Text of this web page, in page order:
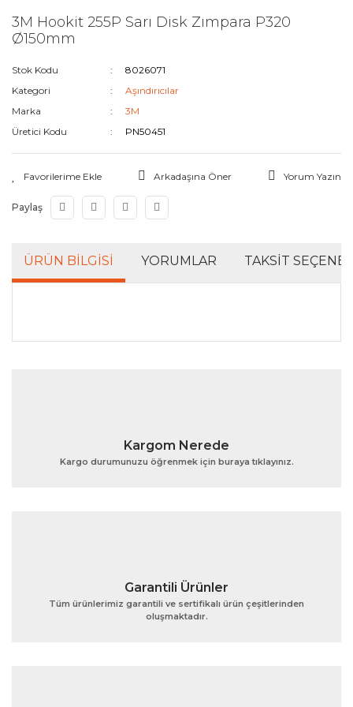
3M Hookit 255P Sarı Disk Zımpara P320
Ø150mm
Stok Kodu
8026071
Kategori
Aşındırıcılar
Marka
3M
Üretici Kodu
PN50451
Arkadaşına Öner Yorum Yazın
Paylaş
ÜRÜN BILGISI YORUMLAR TAKSIT
Bu ürünün fiyat bilgisi, resim, ürün açıklamalarında ve
Ürün açıklamasında eksik bilgiler bulunuyor.
Gönder
Kargom Nerede
Kargo durumunuzu öğrenmek için buraya tıklayınız.
Garantili Ürünler
Tüm ürünlerimiz garantili ve sertifikalı ürün çeşitlerinden
oluşmaktadır.